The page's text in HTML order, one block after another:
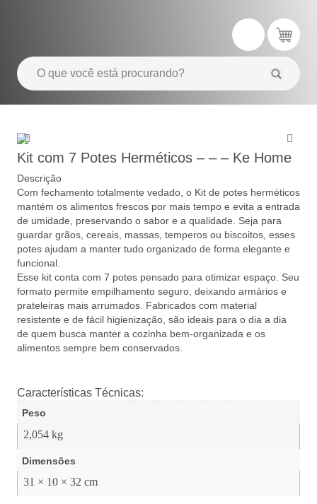
Kit com 7 Potes Herméticos – – – Ke Home
Descrição
Com fechamento totalmente vedado, o Kit de potes herméticos
mantém os alimentos frescos por mais tempo e evita a entrada
de umidade, preservando o sabor e a qualidade. Seja para
guardar grãos, cereais, massas, temperos ou biscoitos, esses
potes ajudam a manter tudo organizado de forma elegante e
funcional.
Esse kit conta com 7 potes pensado para otimizar espaço. Seu
formato permite empilhamento seguro, deixando armários e
prateleiras mais arrumados. Fabricados com material
resistente e de fácil higienização, são ideais para o dia a dia
de quem busca manter a cozinha bem-organizada e os
alimentos sempre bem conservados.
Características Técnicas:
Peso
2,054 kg
Dimensões
31 × 10 × 32 cm